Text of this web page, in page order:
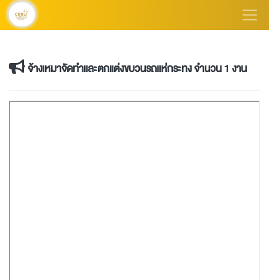
จ้างเหมาจัดทำและตกแต่งขบวนรถแห่กระทง จำนวน 1 งาน